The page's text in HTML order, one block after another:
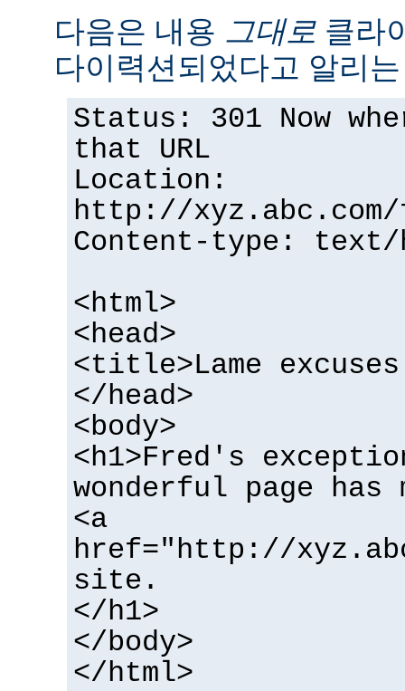
다음은 내용 그대로 클라
다이력션되었다고 알리
Status: 301 Now
that URL
Location:
http://
Content-type: text/
<html>
<head>
<title>Lame
</head>
<body>
<h1>Fred's
wonderful page has
<a
href="http://
site.
</h1>
</body>
</html>